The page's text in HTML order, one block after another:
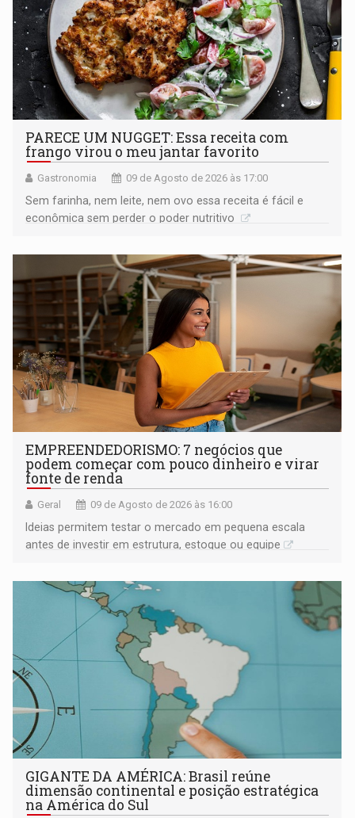
PARECE UM NUGGET: Essa receita com
frango virou o meu jantar favorito
Gastronomia 09 de Agosto de 2026 às 17:00
Sem farinha, nem leite, nem ovo essa receita é fácil e
econômica sem perder o poder nutritivo
EMPREENDEDORISMO: 7 negócios que
podem começar com pouco dinheiro e virar
fonte de renda
Geral 09 de Agosto de 2026 às 16:00
Ideias permitem testar o mercado em pequena escala
antes de investir em estrutura, estoque ou equipe
GIGANTE DA AMÉRICA: Brasil reúne
dimensão continental e posição estratégica
na América do Sul